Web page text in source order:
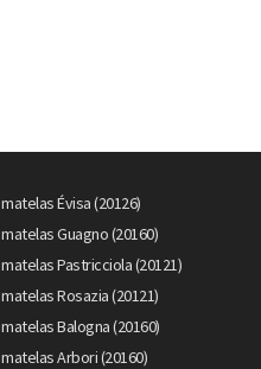
matelas Évisa (20126)
matelas Guagno (20160)
matelas Pastricciola (20121)
matelas Rosazia (20121)
matelas Balogna (20160)
matelas Arbori (20160)